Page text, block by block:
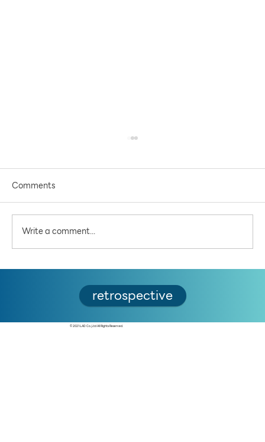
เจ้าพระยา: แลนด์มาร์คใหม่ เพื่อใคร และเพื่ออะไร
Comments
Write a comment...
retrospective
© 2021 LAD Co.,Ltd All Rights Reserved.